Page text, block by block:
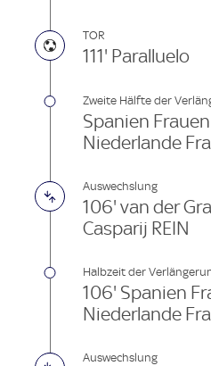
TOR
111' Paralluelo
Zweite Hälfte der
Spanien Frauen
Niederlande
Auswechslung
106' van der
Casparij REIN
Halbzeit der
106' Spanien
Niederlande
Auswechslung